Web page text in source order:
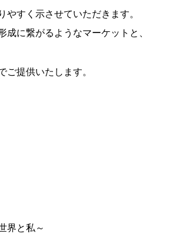
すく示させていただきます。
に繋がるようなマーケットと、
ご提供いたします。
と私～